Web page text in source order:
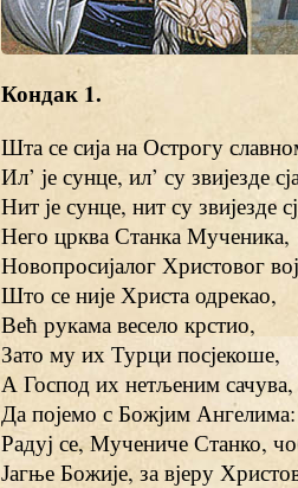
Кондак 1.
Шта се сија на Острогу
Ил’ је сунце, ил’ су звијезде
Нит је сунце, нит су звијезде
Него црква Станка Мученика,
Новопросијалог Христовог
Што се није Христа одрекао,
Већ рукама весело крстио,
Зато му их Турци посјекоше,
А Господ их нетљеним сачува,
Да појемо с Божјим Ангелима:
Радуј се, Мучениче Станко,
Јагње Божије, за вјеру